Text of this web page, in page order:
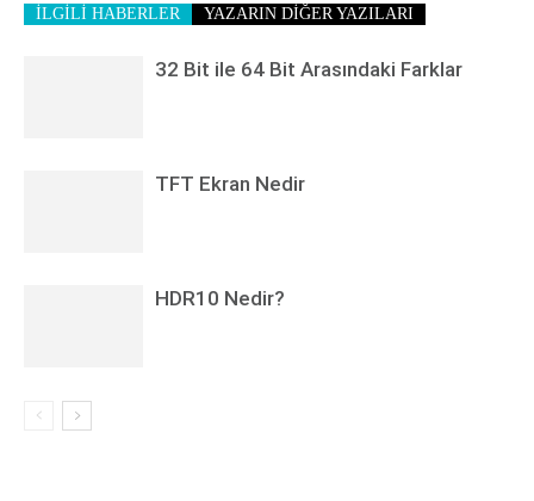
İLGİLİ HABERLER YAZARIN DİĞER YAZILARI
32 Bit ile 64 Bit Arasındaki Farklar
TFT Ekran Nedir
HDR10 Nedir?